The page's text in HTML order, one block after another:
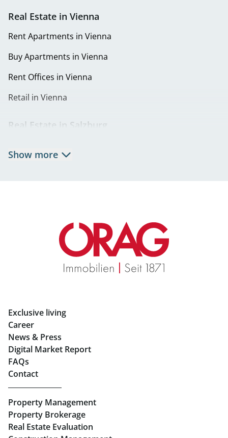
Real Estate in Vienna
Rent Apartments in Vienna
Buy Apartments in Vienna
Rent Offices in Vienna
Retail in Vienna
Real Estate in Salzburg
Real Estate in Graz
Rent Apartments in Graz
Eigentumswohnungen Graz
Retail in Salzburg
Real Estate in Linz
Buy Apartments in Linz
Retail in Linz
Show more
Exclusive living
Career
News & Press
Digital Market Report
FAQs
Contact
Property Management
Property Brokerage
Real Estate Evaluation